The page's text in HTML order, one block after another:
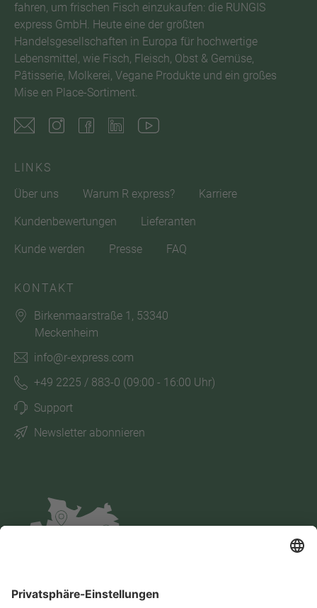
fahren, um frischen Fisch einzukaufen: die RUNGIS
express GmbH. Heute eine der größten
Handelsgesellschaften in Europa für hochwertige
Lebensmittel, wie Fisch, Fleisch, Obst & Gemüse,
Pâtisserie, Molkerei, Vegane Produkte und ein großes
Mise en Place-Sortiment.
LINKS
Über uns
Warum R express? Karriere
Kundenbewertungen Lieferanten
Kunde werden Presse FAQ
KONTAKT
Birkenmaarstraße 1, 53340
Meckenheim
info@r-express.com
+49 2225 / 883-0 (09:00 - 16:00 Uhr)
Support
Newsletter abonnieren